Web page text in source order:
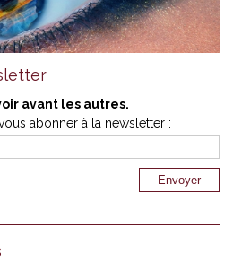
avant les autres.
abonner à la newsletter :